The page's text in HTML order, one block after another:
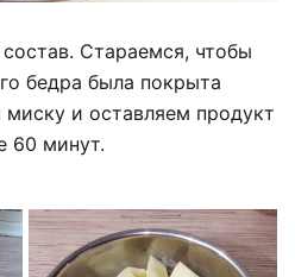
Стараемся, чтобы
бедра была покрыта
и оставляем продукт
60 минут.